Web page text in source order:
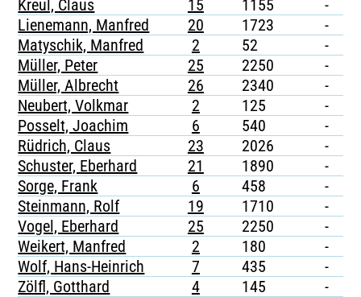
Kreul, Claus
15 1155 -
Lienemann, Manfred
20 1723 -
Matyschik, Manfred
2 52 -
Müller, Peter
25 2250 -
Müller, Albrecht
26 2340 -
Neubert, Volkmar
2 125 -
Posselt, Joachim
6 540 -
Rüdrich, Claus
23 2026 -
Schuster, Eberhard
21 1890 -
Sorge, Frank
6 458 -
Steinmann, Rolf
19 1710 -
Vogel, Eberhard
25 2250 -
Weikert, Manfred
2 180 -
Wolf, Hans-Heinrich
7 435 -
Zölfl, Gotthard
4 145 -